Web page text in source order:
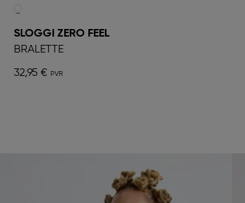
SLOGGI ZERO FEEL
BRALETTE
32,95 €